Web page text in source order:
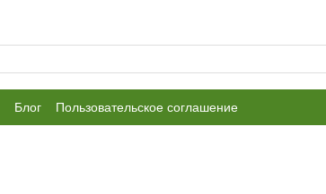
Блог Пользовательское соглашение